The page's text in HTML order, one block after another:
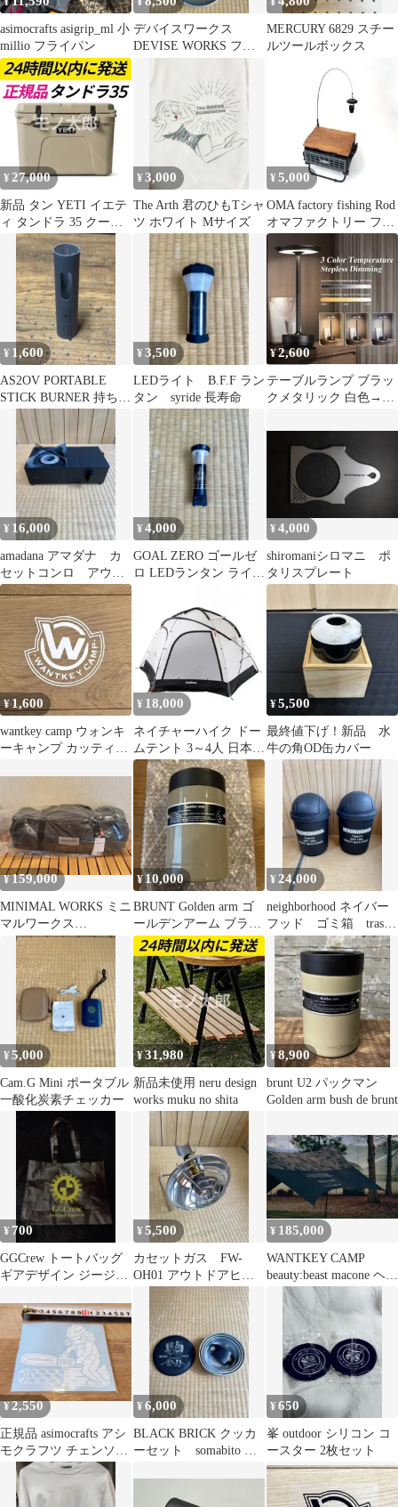
asimocrafts asigrip_ml 小
millio フライパン
デバイスワークス
DEVISE WORKS フラ
MERCURY 6829 スチー
ルツールボックス
¥ 27,000
新品 タン YETI イエテ
ィ タンドラ 35 クーラ
ーボックス ⑤
¥3,000
The Arth 君のひもTシャ
ツ ホワイト Mサイズ
¥ 5,000
OMA factory fishing Rod
オマファクトリー フィ
ッシング
¥ 1,600
AS2OV PORTABLE
STICK BURNER 持ち手
カバー
¥3,500
LEDライト B.F.F ラン
タン syride 長寿命
¥2,600
テーブルランプ ブラッ
クメタリック 白色→暖
個セット
¥ 16,000
amadana アマダナ カ
セットコンロ アウト
ドア
¥4,000
GOAL ZERO ゴールゼ
ロ LEDランタン ライト
¥4,000
shiromaniシロマニ ポ
タリスプレート
¥ 1,600
wantkey camp ウォンキ
ーキャンプ カッティン
¥ 18,000
ネイチャーハイク ドー
ムテント 3～4人 日本未
発売
¥5,500
最終値下げ！新品 水
牛の角OD缶カバー
¥159,000
MINIMAL WORKS ミニ
マルワークス
SHELTER GHシェルタ
ーGH
¥ 10,000
BRUNT Golden arm ゴ
ールデンアーム ブラン
ト
¥24,000
neighborhood ネイバー
フッド ゴミ箱 trash
box wtaps
¥5,000
Cam.G Mini ポータブル
一酸化炭素チェッカー
¥31,980
新品未使用 neru design
works muku no shita
¥8,900
brunt U2 パックマン
Golden arm bush de brunt
¥ 700
GGCrew トートバッグ
ギアデザイン ジージー
¥5,500
カセットガス FW-
OH01 アウトドアヒー
ター FORE WINDS
¥ 185,000
WANTKEY CAMP
beauty:beast macone ヘキ
サタープ
¥2,550
正規品 asimocrafts アシ
モクラフツ チェンソー
ステッカー 白
¥6,000
BLACK BRICK クッカ
ーセット somabito 山
¥650
峯 outdoor シリコン コ
ースター 2枚セット